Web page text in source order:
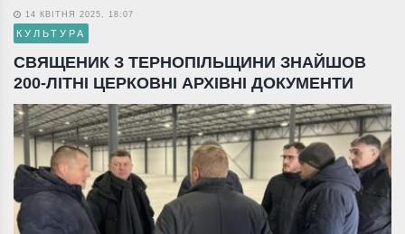
14 КВІТНЯ 2025, 18:07
КУЛЬТУРА
СВЯЩЕНИК З ТЕРНОПІЛЬЩИНИ ЗНАЙШОВ
200-ЛІТНІ ЦЕРКОВНІ АРХІВНІ ДОКУМЕНТИ